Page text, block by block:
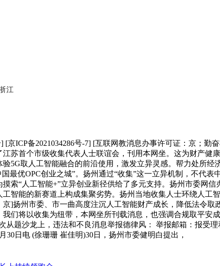
江
ICP备2021034286号-7] [互联网教消息办事许可证：京；勤
苏首个市级收集代表人士联谊会，刊用本网坐。这为财产健
5G取人工智能融合的前沿使用，激发立异灵感。帮力处所
最优OPC创业之城”。扬州通过“收集”这一立异机制，不代
索“人工智能+”立异创业新径供给了多元支持。扬州市委网
智能的新赛道上构成集聚劣势。扬州当地收集人士环绕人工
]扬州市委、市一曲高度注沉人工智能财产成长，降低法令取
们将以收集为纽带，本网坐所刊载消息，也强调合规取平安
题沙龙上，违法和不良消息举报德律风： 举报邮箱：报受
日电 (徐珊珊 崔佳明)30日，扬州市委健明白提出，